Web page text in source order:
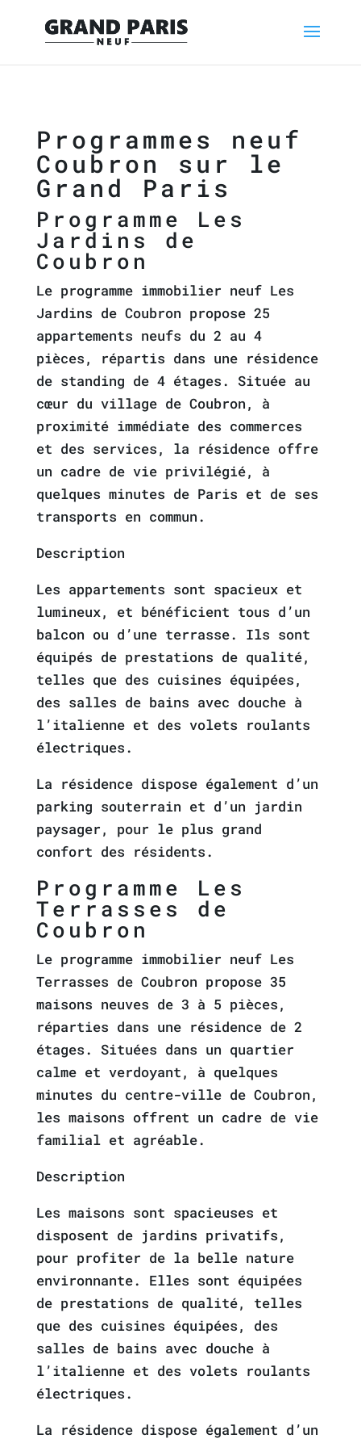
Programmes neuf
Coubron sur le
Grand Paris
Programme Les
Jardins de
Coubron
Le programme immobilier neuf Les
Jardins de Coubron propose 25
appartements neufs du 2 au 4
pièces, répartis dans une résidence
de standing de 4 étages. Située au
cœur du village de Coubron, à
proximité immédiate des commerces
et des services, la résidence offre
un cadre de vie privilégié, à
quelques minutes de Paris et de ses
transports en commun.
Description
Les appartements sont spacieux et
lumineux, et bénéficient tous d’un
balcon ou d’une terrasse. Ils sont
équipés de prestations de qualité,
telles que des cuisines équipées,
des salles de bains avec douche à
l’italienne et des volets roulants
électriques.
La résidence dispose également d’un
parking souterrain et d’un jardin
paysager, pour le plus grand
confort des résidents.
Programme Les
Terrasses de
Coubron
Le programme immobilier neuf Les
Terrasses de Coubron propose 35
maisons neuves de 3 à 5 pièces,
réparties dans une résidence de 2
étages. Situées dans un quartier
calme et verdoyant, à quelques
minutes du centre-ville de Coubron,
les maisons offrent un cadre de vie
familial et agréable.
Description
Les maisons sont spacieuses et
disposent de jardins privatifs,
pour profiter de la belle nature
environnante. Elles sont équipées
de prestations de qualité, telles
que des cuisines équipées, des
salles de bains avec douche à
l’italienne et des volets roulants
électriques.
La résidence dispose également d’un